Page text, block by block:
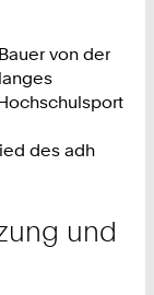
von der
des adh
und